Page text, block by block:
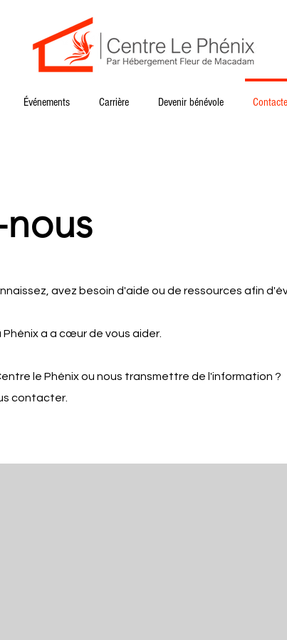
Événements Carrière Devenir bénévole
avez besoin d'aide ou de ressources afin
a a cœur de vous aider.
le Phénix ou nous transmettre de l'information ?
contacter.